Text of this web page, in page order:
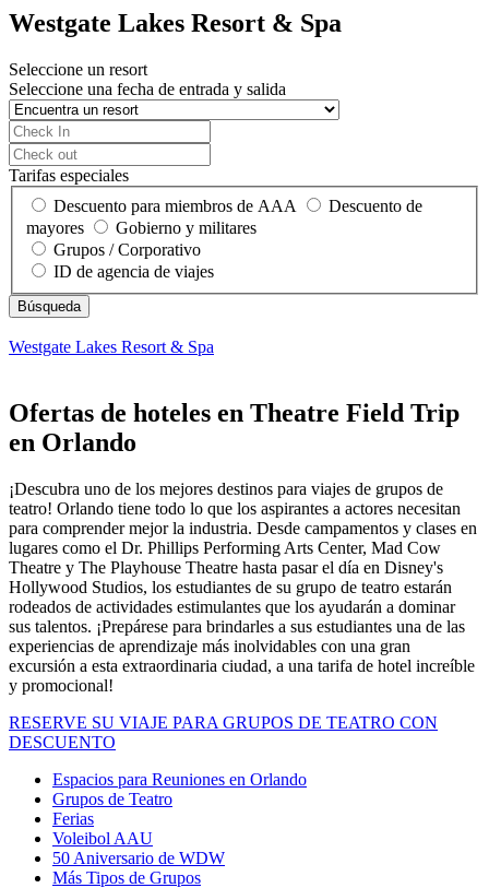
Westgate Lakes Resort & Spa
Seleccione un resort
Seleccione una fecha de entrada y salida
Tarifas especiales
Descuento para miembros de AAA
Descuento de
mayores
Gobierno y militares
Grupos / Corporativo
ID de agencia de viajes
Westgate Lakes Resort & Spa
Ofertas de hoteles en Theatre Field Trip
en Orlando
¡Descubra uno de los mejores destinos para viajes de grupos de
teatro! Orlando tiene todo lo que los aspirantes a actores necesitan
para comprender mejor la industria. Desde campamentos y clases en
lugares como el Dr. Phillips Performing Arts Center, Mad Cow
Theatre y The Playhouse Theatre hasta pasar el día en Disney's
Hollywood Studios, los estudiantes de su grupo de teatro estarán
rodeados de actividades estimulantes que los ayudarán a dominar
sus talentos. ¡Prepárese para brindarles a sus estudiantes una de las
experiencias de aprendizaje más inolvidables con una gran
excursión a esta extraordinaria ciudad, a una tarifa de hotel increíble
y promocional!
RESERVE SU VIAJE PARA GRUPOS DE TEATRO CON
DESCUENTO
Espacios para Reuniones en Orlando
Grupos de Teatro
Ferias
Voleibol AAU
50 Aniversario de WDW
Más Tipos de Grupos